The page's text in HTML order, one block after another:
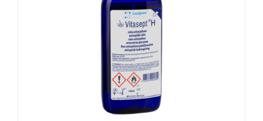
VALITSE VAIHTOEHDOISTA
TÄLLÄ
TUOTTEELLA
ON
USEAMPI
MUUNNELMA.
VOIT
TEHDÄ
VALINNAT
TUOTTEEN
LISÄTIEDOT